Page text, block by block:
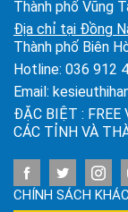
Thành phố Vũng
Địa chỉ tại Đồng
Thành phố Biên
Hotline: 036 912
Email:
ĐẶC BIỆT : FREE
CÁC TỈNH VÀ
CHÍNH SÁCH